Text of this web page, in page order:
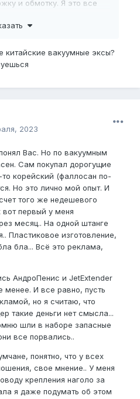
и обмотку. Я это все
переделать
Кто-то на классике
очень долгом ношении
наоборот вообще не
ткани члена. Лично мне
Сейчас уже новые
прогревом и силовой. Тема
тему Свита и про
китайские вакуумные эксы?
2023
Вас. Но по вакуумным
Сам покупал дорогущие
корейский (фаллосан по-
Но это лично мой опыт. И
того же недешевого
вот первый у меня
месяц.. На одной штанге
Пластиковое изготовление,
бла... Всё это реклама,
АндроПенис и JetExtender
менее. И все равно, пусть
но я считаю, что
такие деньги нет смысла...
шли в наборе запасные
все порвались..
понятно, что у всех
свое мнение.. У меня
крепления наголо за
я даже подумать об этом